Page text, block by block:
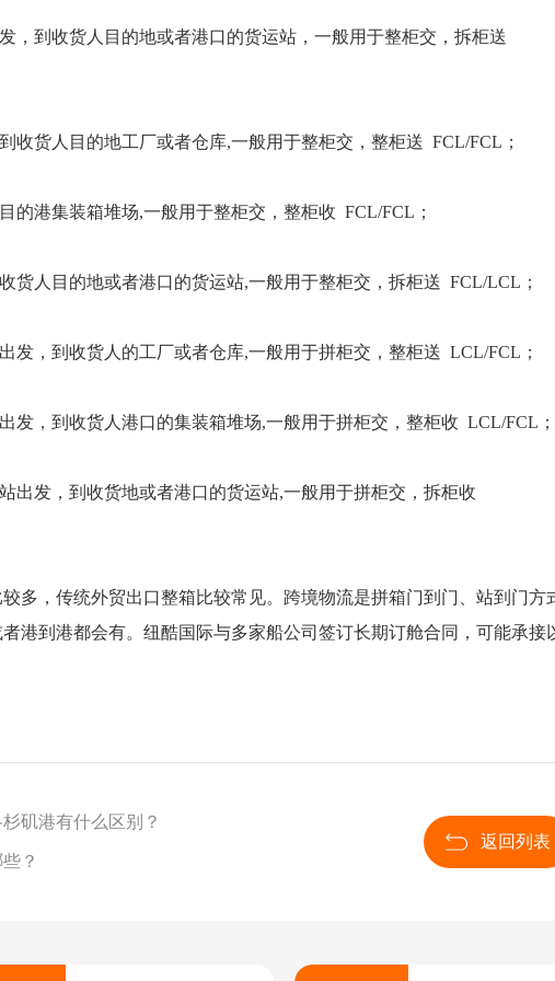
，到收货人目的地或者港口的货运站，一般用于整柜交，拆柜送
收货人目的地工厂或者仓库,一般用于整柜交，整柜送 FCL/FCL；
的港集装箱堆场,一般用于整柜交，整柜收 FCL/FCL；
货人目的地或者港口的货运站,一般用于整柜交，拆柜送 FCL/LCL；
发，到收货人的工厂或者仓库,一般用于拼柜交，整柜送 LCL/FCL；
发，到收货人港口的集装箱堆场,一般用于拼柜交，整柜收 LCL/FCL；
出发，到收货地或者港口的货运站,一般用于拼柜交，拆柜收
多，传统外贸出口整箱比较常见。跨境物流是拼箱门到门、站到门方
港到港都会有。纽酷国际与多家船公司签订长期订舱合同，可能承接
返回列表
矶港有什么区别？
？